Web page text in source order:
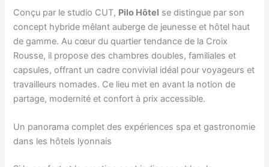
Conçu par le studio CUT, Pilo Hôtel se distingue par son
concept hybride mêlant auberge de jeunesse et hôtel haut
de gamme. Au cœur du quartier tendance de la Croix
Rousse, il propose des chambres doubles, familiales et
capsules, offrant un cadre convivial idéal pour voyageurs et
travailleurs nomades. Ce lieu met en avant la notion de
partage, modernité et confort à prix accessible.
Un panorama complet des expériences spa et gastronomie
dans les hôtels lyonnais